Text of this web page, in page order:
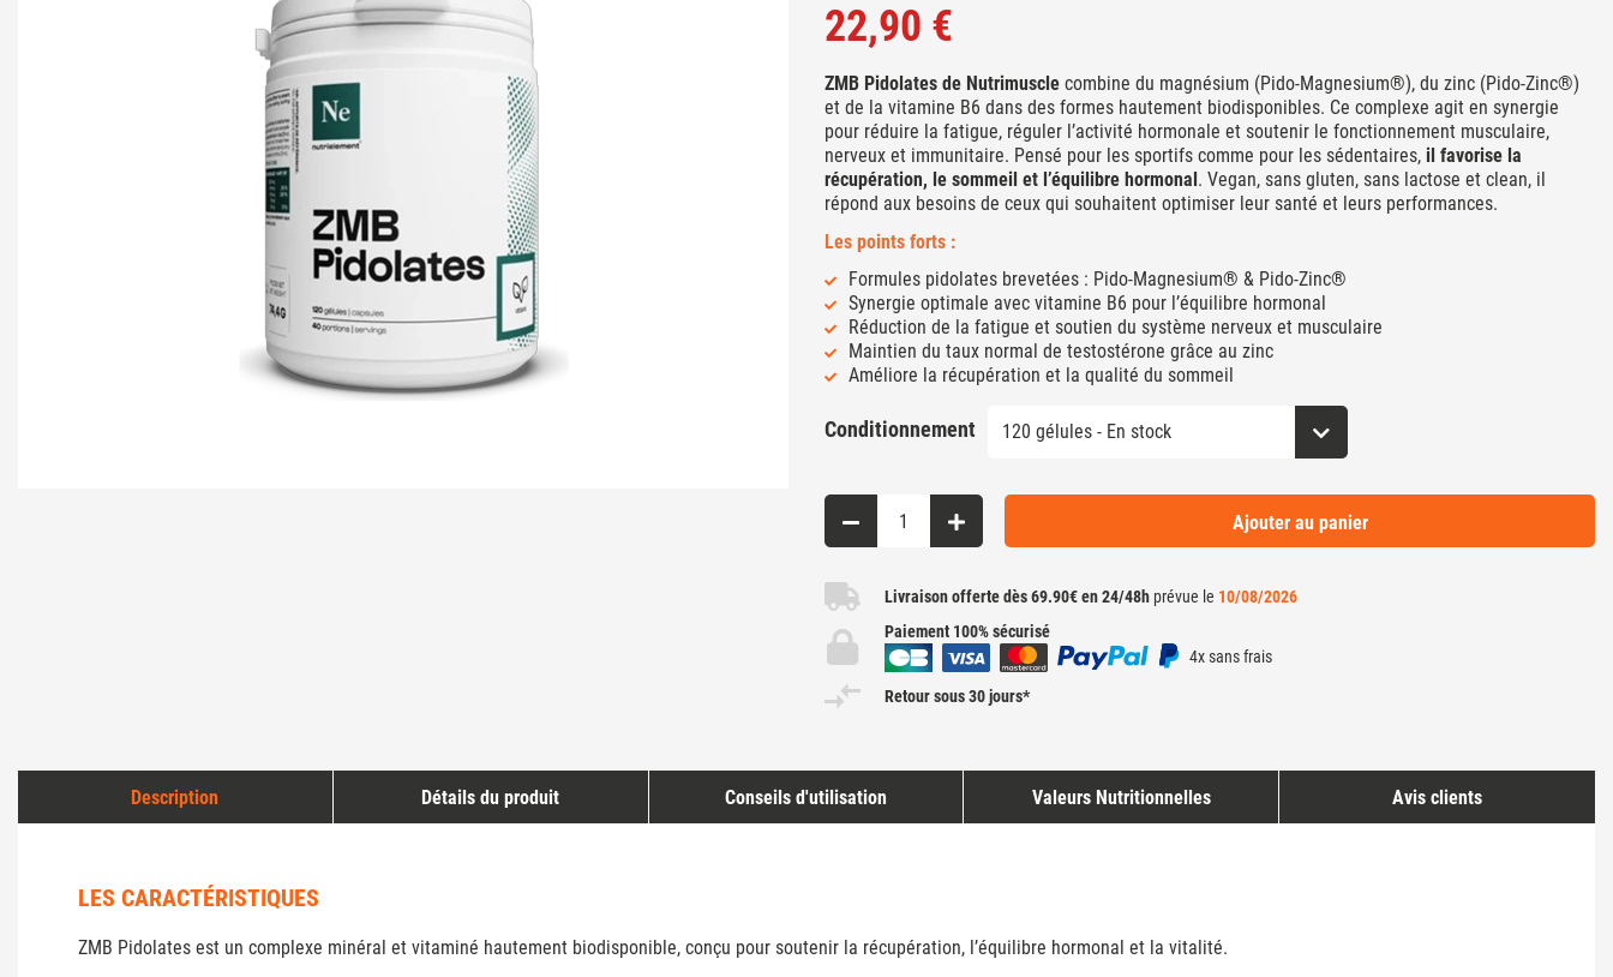
22,90 €
ZMB Pidolates de Nutrimuscle combine du magnésium (Pido-Magnesium®), du zinc (Pido-Zinc®)
et de la vitamine B6 dans des formes hautement biodisponibles. Ce complexe agit en synergie
pour réduire la fatigue, réguler l’activité hormonale et soutenir le fonctionnement musculaire,
nerveux et immunitaire. Pensé pour les sportifs comme pour les sédentaires, il favorise la
récupération, le sommeil et l’équilibre hormonal . Vegan, sans gluten, sans lactose et clean, il
répond aux besoins de ceux qui souhaitent optimiser leur santé et leurs performances.
Les points forts :
Formules pidolates brevetées : Pido-Magnesium® & Pido-Zinc®
Synergie optimale avec vitamine B6 pour l’équilibre hormonal
Réduction de la fatigue et soutien du système nerveux et musculaire
Maintien du taux normal de testostérone grâce au zinc
Améliore la récupération et la qualité du sommeil
Conditionnement
Ajouter au panier
Livraison offerte dès 69.90€ en 24/48h prévue le 10/08/2026
Paiement 100% sécurisé
4x sans frais
Retour sous 30 jours*
Description Détails du produit Conseils d'utilisation Valeurs Nutritionnelles Avis clients
LES CARACTÉRISTIQUES
ZMB Pidolates est un complexe minéral et vitaminé hautement biodisponible, conçu pour soutenir la récupération, l’équilibre hormonal et la vitalité.